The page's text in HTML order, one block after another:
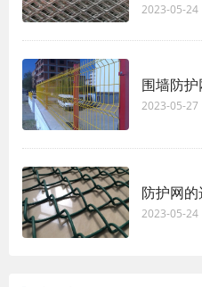
2023-05-24
围墙防护
2023-05-27
防护网
2023-05-24